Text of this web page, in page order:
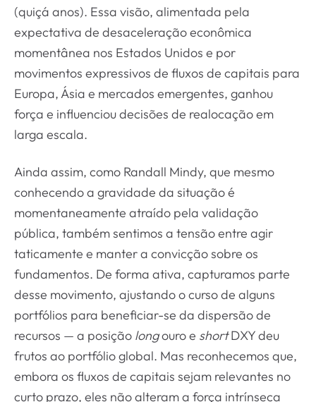
(quiçá anos). Essa visão, alimentada pela
expectativa de desaceleração econômica
momentânea nos Estados Unidos e por
movimentos expressivos de fluxos de capitais para
Europa, Ásia e mercados emergentes, ganhou
força e influenciou decisões de realocação em
larga escala.
Ainda assim, como Randall Mindy, que mesmo
conhecendo a gravidade da situação é
momentaneamente atraído pela validação
pública, também sentimos a tensão entre agir
taticamente e manter a convicção sobre os
fundamentos. De forma ativa, capturamos parte
desse movimento, ajustando o curso de alguns
portfólios para beneficiar-se da dispersão de
recursos — a posição longouro e shortDXY deu
frutos ao portfólio global. Mas reconhecemos que,
embora os fluxos de capitais sejam relevantes no
curto prazo, eles não alteram a força intrínseca